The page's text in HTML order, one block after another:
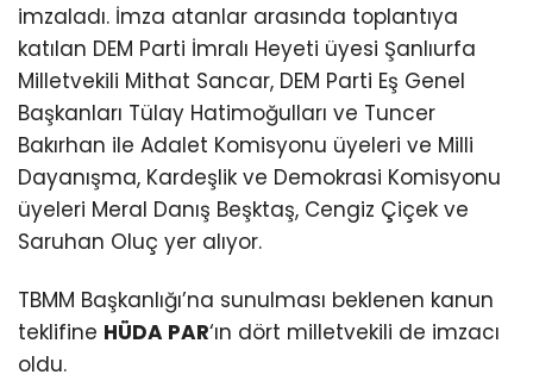
imzaladı. İmza atanlar arasında toplantıya
katılan DEM Parti İmralı Heyeti üyesi Şanlıurfa
Milletvekili Mithat Sancar, DEM Parti Eş Genel
Başkanları Tülay Hatimoğulları ve Tuncer
Bakırhan ile Adalet Komisyonu üyeleri ve Milli
Dayanışma, Kardeşlik ve Demokrasi Komisyonu
üyeleri Meral Danış Beşktaş, Cengiz Çiçek ve
Saruhan Oluç yer alıyor.
TBMM Başkanlığı’na sunulması beklenen kanun
teklifine HÜDA PAR‘ın dört milletvekili de imzacı
oldu.